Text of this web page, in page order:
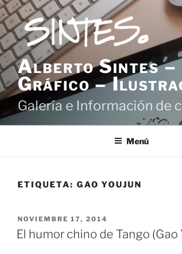
Saltar
al
contenido
Alberto Sintes –
Gráfico –
Galería e Información de
Menú
ETIQUETA: GAO YOUJUN
PUBLICADO
EL
NOVIEMBRE 17, 2014
El humor chino de Tango (Gao